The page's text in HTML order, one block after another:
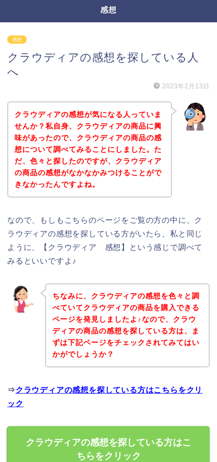
感想
感想
クラウディアの感想を探している人
へ
2023年2月13日
クラウディアの感想が気になる人っていま
せんか？私自身、クラウディアの商品に興
味があったので、クラウディアの商品の感
想について調べてみることにしました。た
だ、色々と探したのですが、クラウディア
の商品の感想がなかなかみつけることがで
きなかったんですよね。
なので、もしもこちらのページをご覧の方の中に、ク
ラウディアの感想を探している方がいたら、私と同じ
ように、【クラウディア 感想】という感じで調べて
みるといいですよ♪
ちなみに、クラウディアの感想を色々と調
べていてクラウディアの商品を購入できる
ページを発見しましたよ♪なので、クラウ
ディアの商品の感想を探している方は、ま
ずは下記ページをチェックされてみてはい
かがでしょうか？
⇒クラウディアの感想を探している方はこちらをクリ
ック
クラウディアの感想を探している方はこ
ちらをクリック